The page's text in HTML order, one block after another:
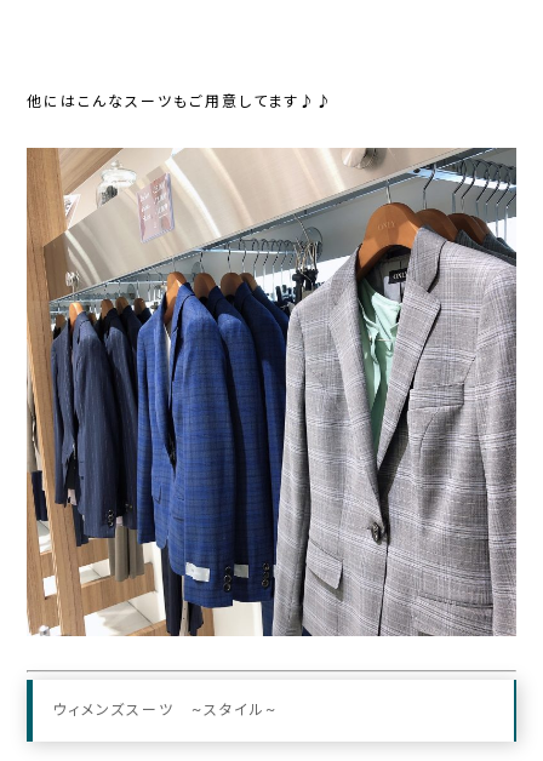
他にはこんなスーツもご用意してます♪♪
ウィメンズスーツ ~スタイル~